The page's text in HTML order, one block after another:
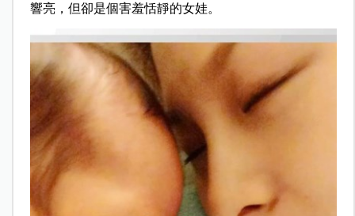
響亮，但卻是個害羞恬靜的女娃。